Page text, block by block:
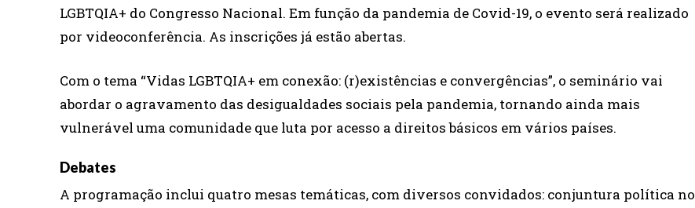
LGBTQIA+ do Congresso Nacional. Em função da pandemia de Covid-19, o evento será realizado
por videoconferência. As inscrições já estão abertas.
Com o tema “Vidas LGBTQIA+ em conexão: (r)existências e convergências”, o seminário vai
abordar o agravamento das desigualdades sociais pela pandemia, tornando ainda mais
vulnerável uma comunidade que luta por acesso a direitos básicos em vários países.
Debates
A programação inclui quatro mesas temáticas, com diversos convidados: conjuntura política no